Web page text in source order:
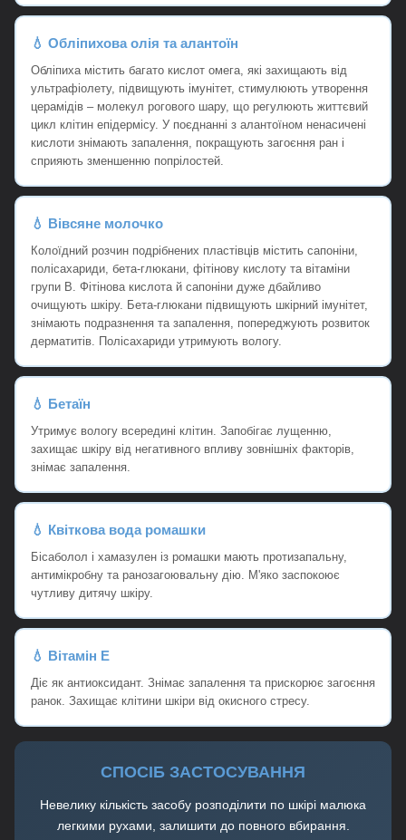
💧 Обліпихова олія та алантоїн
Обліпиха містить багато кислот омега, які захищають від
ультрафіолету, підвищують імунітет, стимулюють утворення
церамідів – молекул рогового шару, що регулюють життєвий
цикл клітин епідермісу. У поєднанні з алантоїном ненасичені
кислоти знімають запалення, покращують загоєння ран і
сприяють зменшенню попрілостей.
💧 Вівсяне молочко
Колоїдний розчин подрібнених пластівців містить сапоніни,
полісахариди, бета-глюкани, фітінову кислоту та вітаміни
групи В. Фітінова кислота й сапоніни дуже дбайливо
очищують шкіру. Бета-глюкани підвищують шкірний імунітет,
знімають подразнення та запалення, попереджують розвиток
дерматитів. Полісахариди утримують вологу.
💧 Бетаїн
Утримує вологу всередині клітин. Запобігає лущенню,
захищає шкіру від негативного впливу зовнішніх факторів,
знімає запалення.
💧 Квіткова вода ромашки
Бісаболол і хамазулен із ромашки мають протизапальну,
антимікробну та ранозагоювальну дію. М'яко заспокоює
чутливу дитячу шкіру.
💧 Вітамін Е
Діє як антиоксидант. Знімає запалення та прискорює загоєння
ранок. Захищає клітини шкіри від окисного стресу.
СПОСІБ ЗАСТОСУВАННЯ
Невелику кількість засобу розподілити по шкірі малюка
легкими рухами, залишити до повного вбирання.